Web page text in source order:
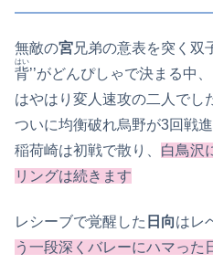
無敵の宮兄弟の意表を突く双
背
はい
’’がどんぴしゃで決まる中
はやはり変人速攻の二人でし
ついに均衡破れ烏野が3回戦
稲荷崎は初戦で散り、 白鳥沢
リングは続きます
レシーブで覚醒した 日向はレ
う一段深くバレーにハマった